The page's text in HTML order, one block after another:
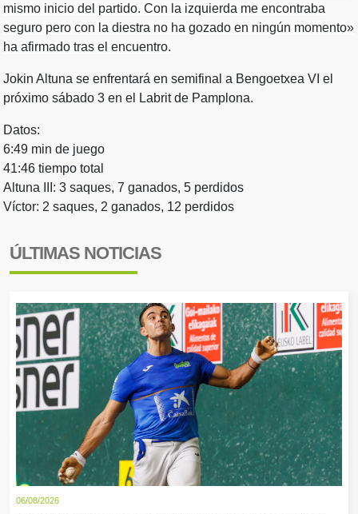
mismo inicio del partido. Con la izquierda me encontraba
seguro pero con la diestra no ha gozado en ningún momento»
ha afirmado tras el encuentro.
Jokin Altuna se enfrentará en semifinal a Bengoetxea VI el
próximo sábado 3 en el Labrit de Pamplona.
Datos:
6:49 min de juego
41:46 tiempo total
Altuna III: 3 saques, 7 ganados, 5 perdidos
Víctor: 2 saques, 2 ganados, 12 perdidos
ÚLTIMAS NOTICIAS
06/08/2026